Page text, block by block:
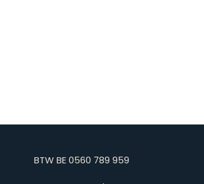
BTW BE 0560 789 959